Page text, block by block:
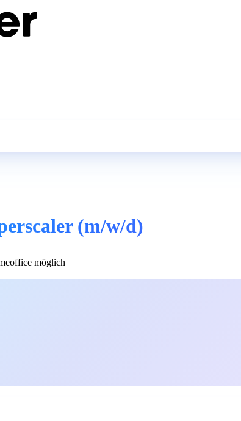
(m/w/d)
möglich